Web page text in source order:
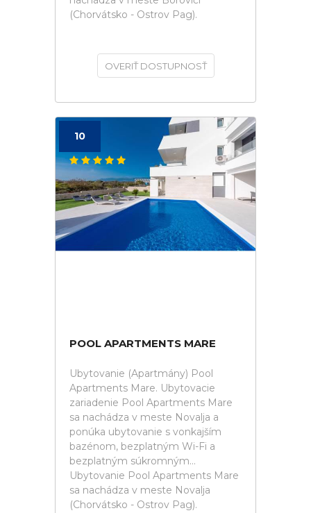
(Chorvátsko - Ostrov Pag).
OVERIŤ DOSTUPNOSŤ
10
POOL APARTMENTS MARE
Ubytovanie (Apartmány) Pool
Apartments Mare. Ubytovacie
zariadenie Pool Apartments Mare
sa nachádza v meste Novalja a
ponúka ubytovanie s vonkajším
bazénom, bezplatným Wi-Fi a
bezplatným súkromným...
Ubytovanie Pool Apartments Mare
sa nachádza v meste Novalja
(Chorvátsko - Ostrov Pag).